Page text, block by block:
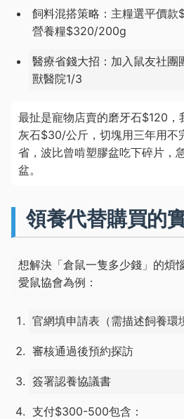
飼料混搭策略：主糧選平價
營養糧$320/200g
醫療省錢大招：加入鼠友社團
獸醫院1/3
最扯是寵物店賣的磨牙石$120，
灰石$30/公斤，切塊用三年用不
省，波比曾啃塑膠盆吃下碎片，
盆。
領養代替購買的
想解決「倉鼠一隻多少錢」的煩
愛鼠協會為例：
官網填申請表（需描述飼養環
審核通過後預約探訪
簽署認養協議書
支付$300-500包含：